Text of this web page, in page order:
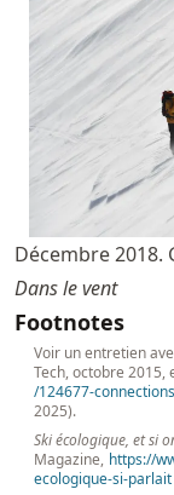
Décembre 2018.
Dans le vent
Footnotes
Voir un entretien
Tech, octobre 2015,
/124677-connections
2025).
Ski écologique, et si
Magazine, https://
ecologique-si-parlait